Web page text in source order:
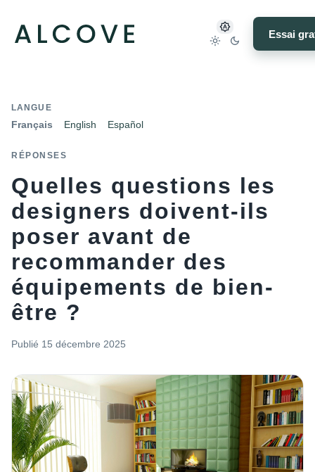
Essai
LANGUE
Français English Español
RÉPONSES
Quelles questions les
designers doivent-ils
poser avant de
recommander des
équipements de bien-
être ?
Publié 15 décembre 2025